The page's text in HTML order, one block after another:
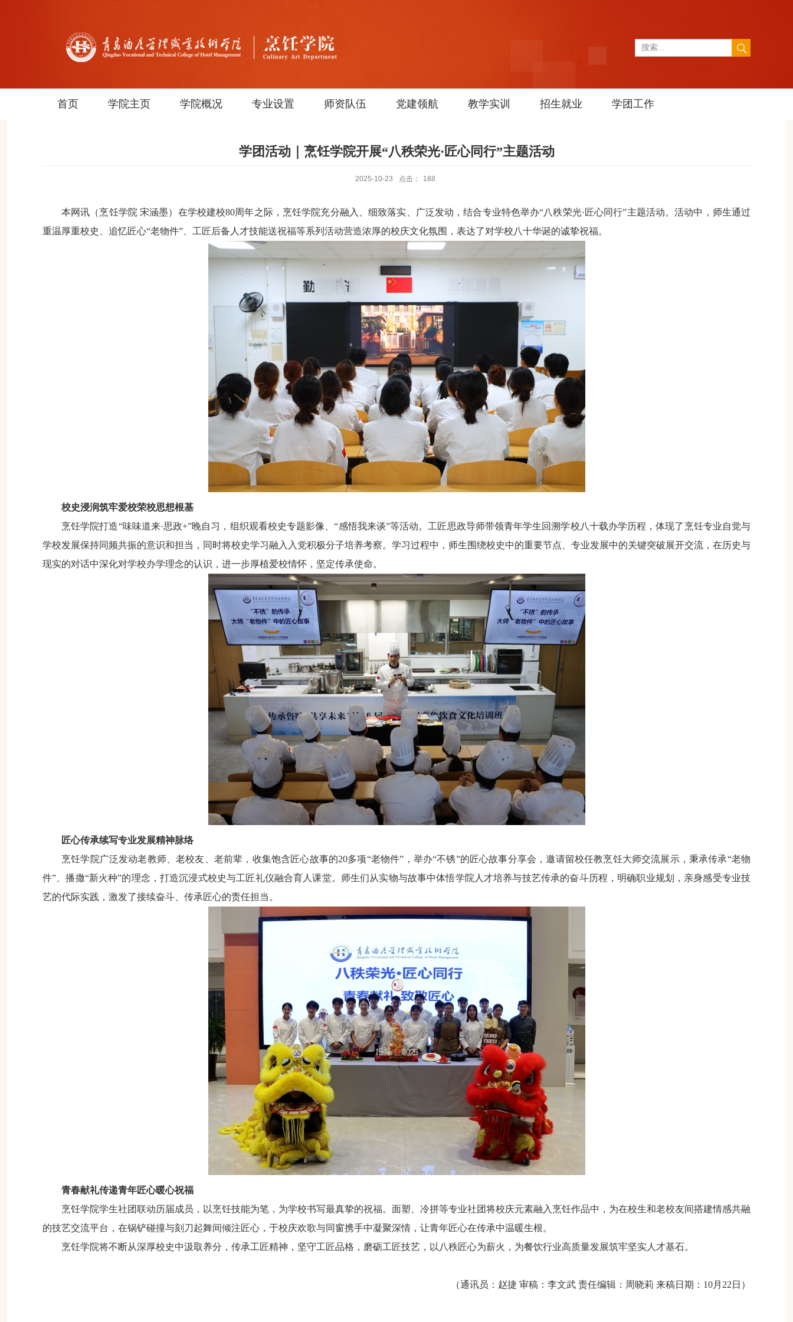
首页 学院主页 学院概况 专业设置 师资队伍 党建领航 教学实训 招生就业 学团工作
学团活动｜烹饪学院开展“八秩荣光·匠心同行”主题活动
2025-10-23 点击： 188
本网讯 （烹饪学院宋涵墨） 在学校建校80周年之际，烹饪学院充分融入、细致落实、广泛发动，结合专业特色举办“八秩荣光·匠心同行”主题活动。活动中，师生通过
重温厚重校史、追忆匠心“老物件”、工匠后备人才技能送祝福等系列活动营造浓厚的校庆文化氛围，表达了对学校八十华诞的诚挚祝福。
校史浸润筑牢爱校荣校思想根基
烹饪学院打造“味味道来·思政+”晚自习，组织观看校史专题影像、“感悟我来谈”等活动。工匠思政导师带领青年学生回溯学校八十载办学历程，体现了烹饪专业自觉与
学校发展保持同频共振的意识和担当，同时将校史学习融入入党积极分子培养考察。学习过程中，师生围绕校史中的重要节点、专业发展中的关键突破展开交流，在历史与
现实的对话中深化对学校办学理念的认识，进一步厚植爱校情怀，坚定传承使命。
匠心传承续写专业发展精神脉络
烹饪学院广泛发动老教师、老校友、老前辈，收集饱含匠心故事的20多项“老物件”，举办“不锈”的匠心故事分享会，邀请留校任教烹饪大师交流展示，秉承传承“老物
件”、播撒“新火种”的理念，打造沉浸式校史与工匠礼仪融合育人课堂。师生们从实物与故事中体悟学院人才培养与技艺传承的奋斗历程，明确职业规划，亲身感受专业技
艺的代际实践，激发了接续奋斗、传承匠心的责任担当。
青春献礼传递青年匠心暖心祝福
烹饪学院学生社团联动历届成员，以烹饪技能为笔，为学校书写最真挚的祝福。面塑、冷拼等专业社团将校庆元素融入烹饪作品中，为在校生和老校友间搭建情感共融
的技艺交流平台，在锅铲碰撞与刻刀起舞间倾注匠心，于校庆欢歌与同窗携手中凝聚深情，让青年匠心在传承中温暖生根。
烹饪学院将不断从深厚校史中汲取养分，传承工匠精神，坚守工匠品格，磨砺工匠技艺，以八秩匠心为薪火，为餐饮行业高质量发展筑牢坚实人才基石。
（通讯员：赵捷 审稿：李文武 责任编辑：周晓莉 来稿日期： 10月22日）